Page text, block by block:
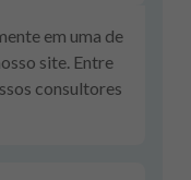
em uma de
site. Entre
consultores